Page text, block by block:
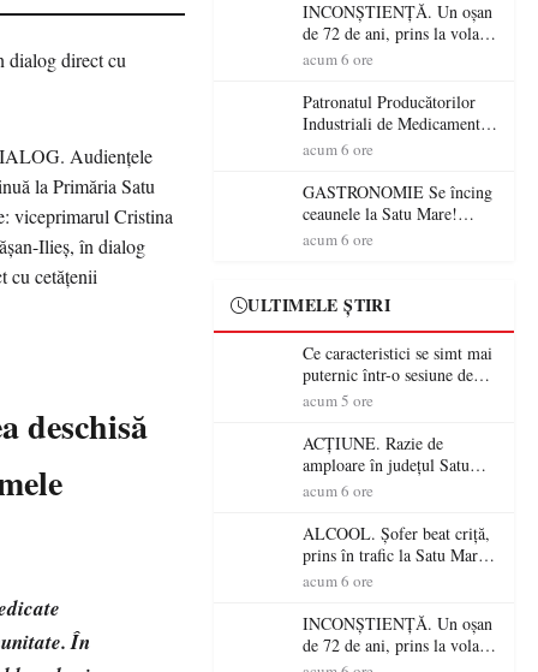
deschisă
În
INCONȘTIENȚĂ. Un oșan
de 72 de ani, prins la volan
fără permis! Polițiștii l-au
acum 6 ore
Patronatul Producătorilor
Industriali de Medicamente
din România (PRIMER):
energie electrică a fabricilor
de medicamente va pune în
pericol accesul pacienților la
medicamente esențiale
acum 6 ore
GASTRONOMIE Se încing
ceaunele la Satu Mare!
Concursul „Veress Ádám”
jurat de renume
acum 6 ore
ULTIMELE ȘTIRI
Ce caracteristici se simt mai
puternic într-o sesiune de
distracție la sloturi online:
RTP?
acum 5 ore
ACȚIUNE. Razie de
amploare în județul Satu
Mare! Polițiștii au dat sute
șoferi fără permis într-o
singură zi
acum 6 ore
ALCOOL. Șofer beat criță,
prins în trafic la Satu Mare!
Alcoolemie uriașă
acum 6 ore
INCONȘTIENȚĂ. Un oșan
de 72 de ani, prins la volan
fără permis! Polițiștii l-au